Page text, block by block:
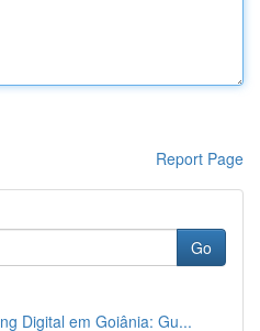
Report Page
Go
Digital em Goiânia: Gu...